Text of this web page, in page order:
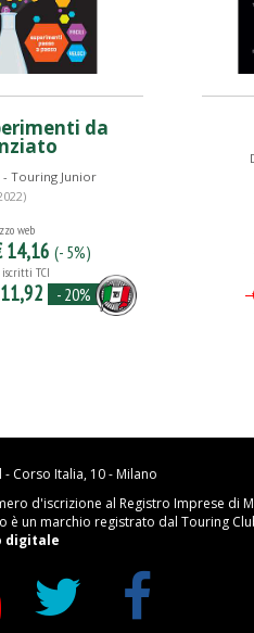
da
Touring Junior
web
14,16 (- 5%)
iscritti TCI
- 20%
Corso Italia, 10 - Milano
d'iscrizione al Registro Imprese di
è un marchio registrato dal Touring
digitale